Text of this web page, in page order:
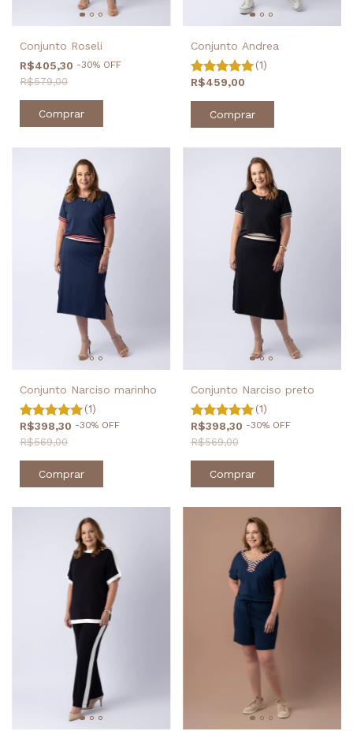
Conjunto Roseli
R$405,30 -30% OFF
R$579,00
Comprar
Conjunto Andrea
(1)
R$459,00
Comprar
Conjunto Narciso marinho
(1)
R$398,30 -30% OFF
R$569,00
Comprar
Conjunto Narciso preto
(1)
R$398,30 -30% OFF
R$569,00
Comprar